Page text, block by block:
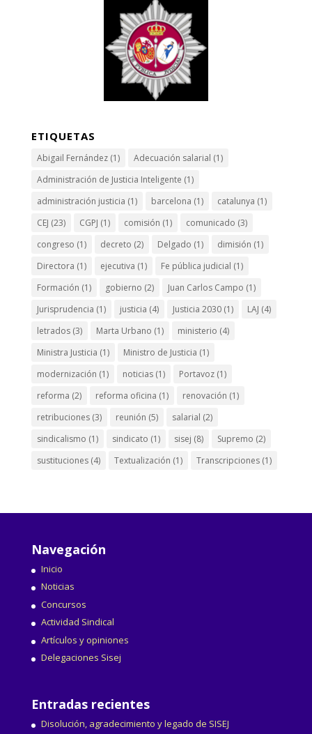
ETIQUETAS
Abigail Fernández(1) Adecuación salarial (1)
Administración de Justicia Inteligente (1)
administración justicia (1) barcelona (1) catalunya (1)
CEJ (23) CGPJ (1) comisión (1) comunicado (3)
congreso (1) decreto (2) Delgado (1) dimisión (1)
Directora (1) ejecutiva (1) Fe pública judicial (1)
Formación (1) gobierno (2) Juan Carlos Campo (1)
Jurisprudencia (1) justicia (4) Justicia 2030(1) LAJ (4)
letrados(3) Marta Urbano (1) ministerio (4)
Ministra Justicia (1) Ministro de Justicia (1)
modernización (1) noticias(1) Portavoz(1)
reforma (2) reforma oficina (1) renovación (1)
retribuciones(3) reunión (5) salarial (2)
sindicalismo (1) sindicato (1) sisej (8) Supremo (2)
sustituciones(4) Textualización (1) Transcripciones(1)
Navegación
Inicio
Noticias
Concursos
Actividad Sindical
Artículos y opiniones
Delegaciones Sisej
Entradas recientes
Disolución, agradecimiento y legado de SISEJ